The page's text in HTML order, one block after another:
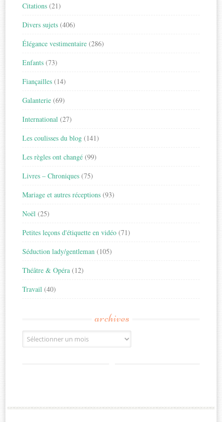
Citations (21)
Divers sujets (406)
Élégance vestimentaire (286)
Enfants (73)
Fiançailles (14)
Galanterie (69)
International (27)
Les coulisses du blog (141)
Les règles ont changé (99)
Livres – Chroniques (75)
Mariage et autres réceptions (93)
Noël (25)
Petites leçons d'étiquette en vidéo (71)
Séduction lady/gentleman (105)
Théâtre & Opéra (12)
Travail (40)
archives
Archives